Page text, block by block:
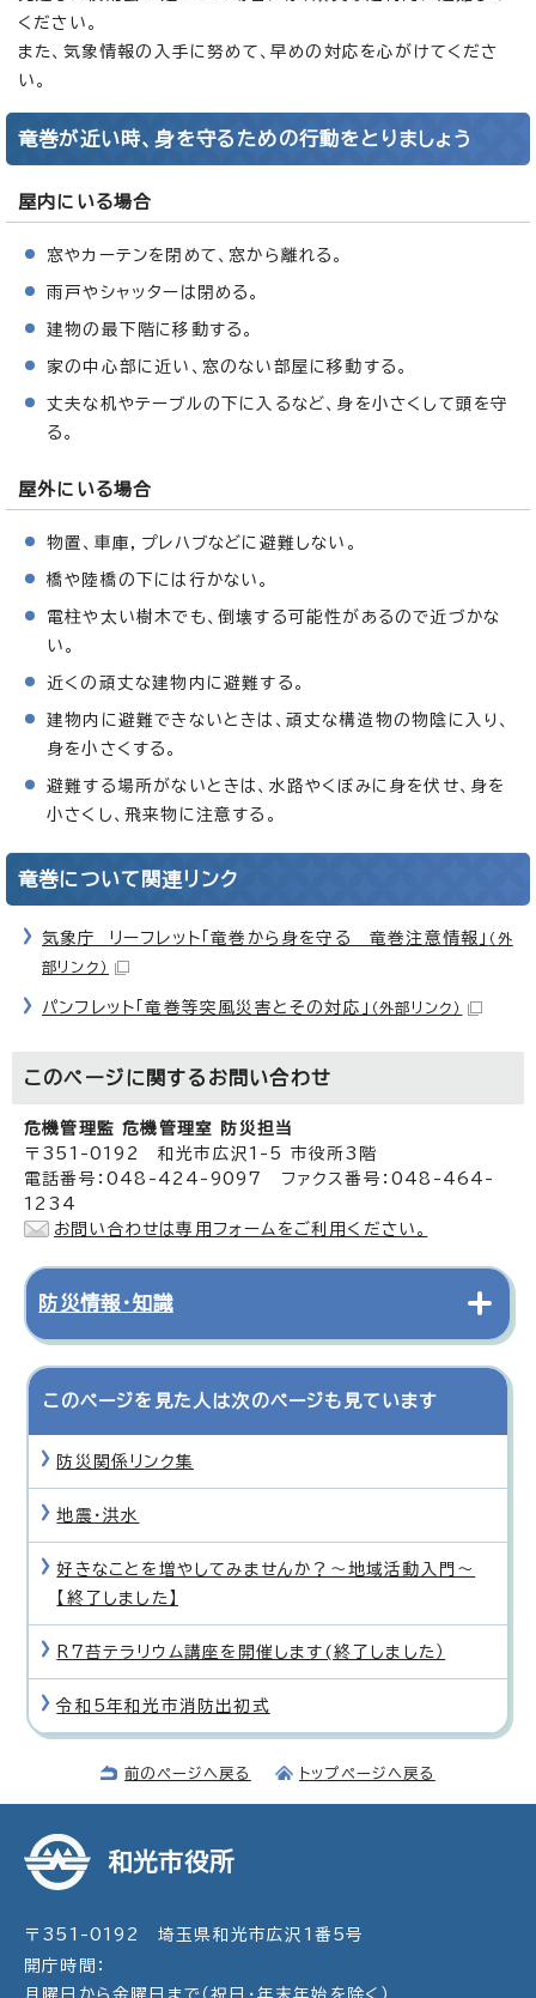
ください。
また、気象情報の入手に努めて、早めの対応を心がけてくださ
い。
竜巻が近い時、身を守るための行動をとりましょう
屋内にいる場合
窓やカーテンを閉めて、窓から離れる。
雨戸やシャッターは閉める。
建物の最下階に移動する。
家の中心部に近い、窓のない部屋に移動する。
丈夫な机やテーブルの下に入るなど、身を小さくして頭を守
る。
屋外にいる場合
物置、車庫，プレハブなどに避難しない。
橋や陸橋の下には行かない。
電柱や太い樹木でも、倒壊する可能性があるので近づかな
い。
近くの頑丈な建物内に避難する。
建物内に避難できないときは、頑丈な構造物の物陰に入り、
身を小さくする。
避難する場所がないときは、水路やくぼみに身を伏せ、身を
小さくし、飛来物に注意する。
竜巻について関連リンク
気象庁 リーフレット「竜巻から身を守る 竜巻注意情報」 （外
部リンク）
パンフレット「竜巻等突風災害とその対応」 （外部リンク）
このページに関する お問い合わせ
危機管理監 危機管理室 防災担当
〒351-0192 和光市広沢1-5 市役所3階
電話番号：048-424-9097 ファクス番号：048-464-
1234
お問い合わせは専用フォームをご利用ください。
防災情報・知識
このページを見た人は次のページも見ています
防災関係リンク集
地震・洪水
好きなことを増やしてみませんか？〜地域活動入門〜
【終了しました】
R7苔テラリウム講座を開催します(終了しました）
令和5年和光市消防出初式
前のページへ戻る トップページへ戻る
和光市役所
〒351-0192 埼玉県和光市広沢1番5号
開庁時間：
月曜日から金曜日まで（祝日・年末年始を除く）